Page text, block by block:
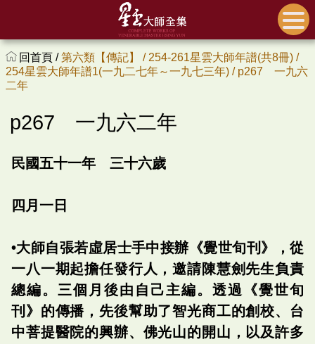
回首頁 /第六類【傳記】 / 254-261星雲大師年譜(共8冊) /
254星雲大師年譜1(一九二七年～一九七三年) / p267 一九六
二年
p267 一九六二年
民國五十一年 三十六歲
四月一日
‭•大師自張若虛居士手中接辦《覺世旬刊》，從
一八一期起擔任發行人，邀請陳慧劍先生負責
總編。三個月後由自己主編。透過《覺世旬
刊》的傳播，先後幫助了智光商工的創校、台
中菩提醫院的興辦、佛光山的開山，以及許多